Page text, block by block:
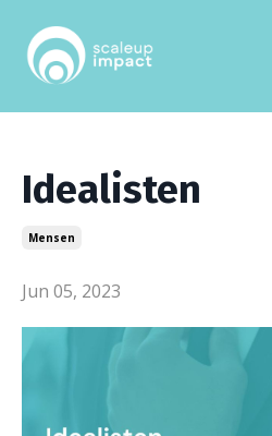
Idealisten
Mensen
Jun 05, 2023